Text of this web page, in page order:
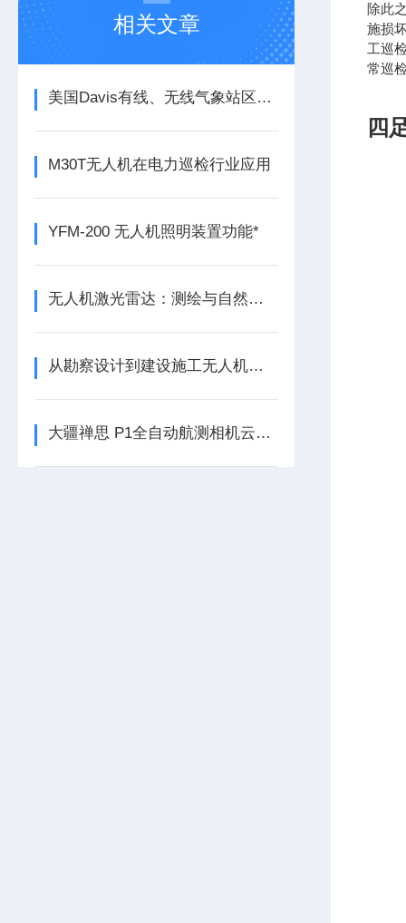
相关文章
美国Davis有线、无线气象站区别说明
M30T无人机在电力巡检行业应用
YFM-200 无人机照明装置功能*
无人机激光雷达：测绘与自然保护的精准仪器
从勘察设计到建设施工无人机全方面赋能工程建设
大疆禅思 P1全自动航测相机云台简介
除此
施损
工巡
常巡
四